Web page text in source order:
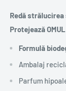
Redă
Protejează OMUL
Formulă
Ambalaj
Parfum